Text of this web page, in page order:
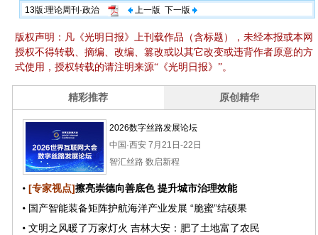
13版:理论周刊·政治 上一版 下一版
版权声明：凡《光明日报》上刊载作品（含标题），未经本报或本网
授权不得转载、摘编、改编、篡改或以其它改变或违背作者原意的方
式使用，授权转载的请注明来源“《光明日报》”。